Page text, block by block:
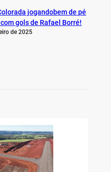
jogandobem de pé
gols de Rafael Borré!
de 2025